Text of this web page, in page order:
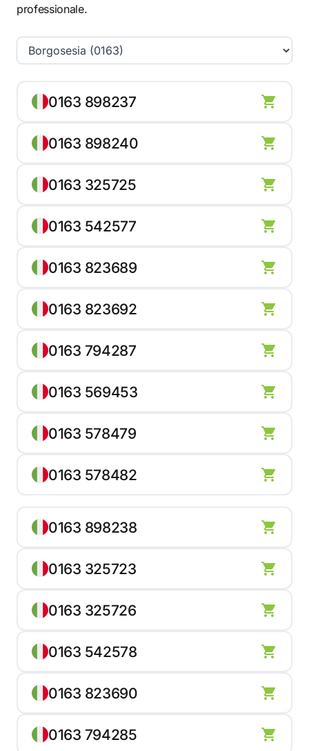
professionale.
0163 898237
0163 898240
0163 325725
0163 542577
0163 823689
0163 823692
0163 794287
0163 569453
0163 578479
0163 578482
0163 898238
0163 325723
0163 325726
0163 542578
0163 823690
0163 794285